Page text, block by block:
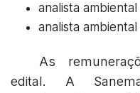
analista
analista
As
edital. A